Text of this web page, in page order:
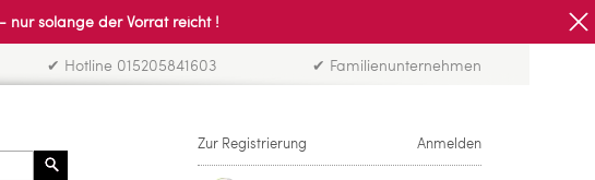
nur solange der Vorrat reicht !
✔ Hotline 015205841603 ✔ Familienunternehmen
Zur Registrierung Anmelden